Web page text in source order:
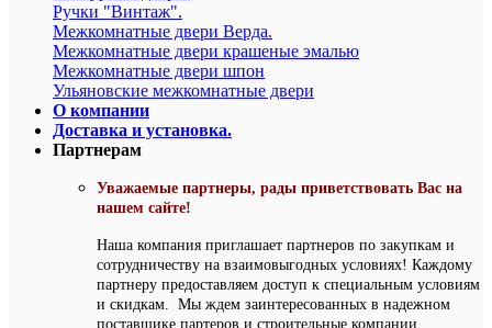
Ручки "Винтаж".
Межкомнатные двери Верда.
Межкомнатные двери крашеные эмалью
Межкомнатные двери шпон
Ульяновские межкомнатные двери
О компании
Доставка и установка.
Партнерам
Уважаемые партнеры, рады приветствовать Вас на
нашем сайте!
Наша компания приглашает партнеров по закупкам и
сотрудничеству на взаимовыгодных условиях! Каждому
партнеру предоставляем доступ к специальным условиям
и скидкам. Мы ждем заинтересованных в надежном
поставщике партеров и строительные компании,